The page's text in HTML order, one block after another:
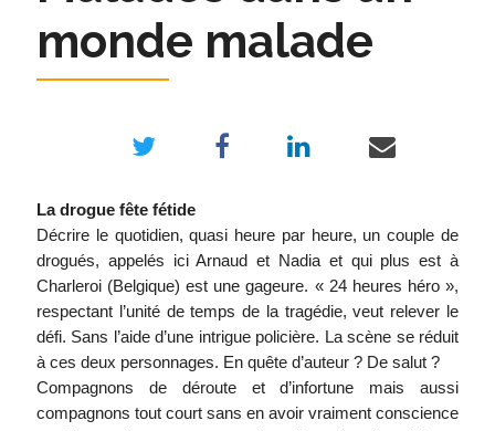
monde malade
La drogue fête fétide
Décrire le quotidien, quasi heure par heure, un couple de
drogués, appelés ici Arnaud et Nadia et qui plus est à
Charleroi (Belgique) est une gageure. « 24 heures héro »,
respectant l’unité de temps de la tragédie, veut relever le
défi. Sans l’aide d’une intrigue policière. La scène se réduit
à ces deux personnages. En quête d’auteur ? De salut ?
Compagnons de déroute et d’infortune mais aussi
compagnons tout court sans en avoir vraiment conscience